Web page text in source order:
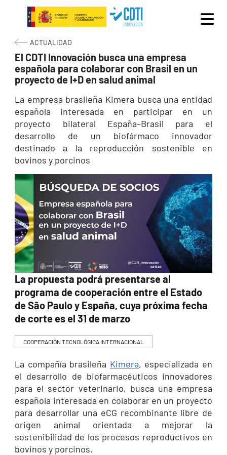
Pasar al contenido principal
Ruta de navegación
ACTUALIDAD
El CDTI Innovación busca una empresa
española para colaborar con Brasil en un
proyecto de I+D en salud animal
La empresa brasileña Kimera busca una entidad
española interesada en participar en un
proyecto bilateral España–Brasil para el
desarrollo de un biofármaco innovador
destinado a la reproducción sostenible en
bovinos y porcinos
La propuesta podrá presentarse al
programa de cooperación entre el Estado
de São Paulo y España, cuya próxima fecha
de corte es el 31 de marzo
COOPERACIÓN TECNOLÓGICA INTERNACIONAL
La compañía brasileña Kimera, especializada en
el desarrollo de biofarmacéuticos innovadores
para el sector veterinario, busca una empresa
española interesada en colaborar en un proyecto
para desarrollar una eCG recombinante libre de
origen animal orientada a mejorar la
sostenibilidad de los procesos reproductivos en
bovinos y porcinos.